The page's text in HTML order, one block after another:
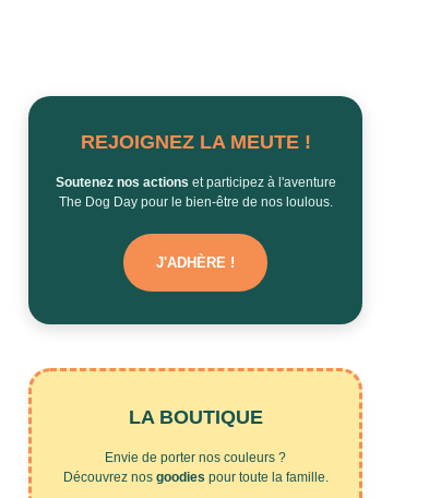
REJOIGNEZ LA MEUTE !
Soutenez nos actions et participez à l'aventure
The Dog Day pour le bien-être de nos loulous.
J'ADHÈRE !
LA BOUTIQUE
Envie de porter nos couleurs ?
Découvrez nos goodies pour toute la famille.